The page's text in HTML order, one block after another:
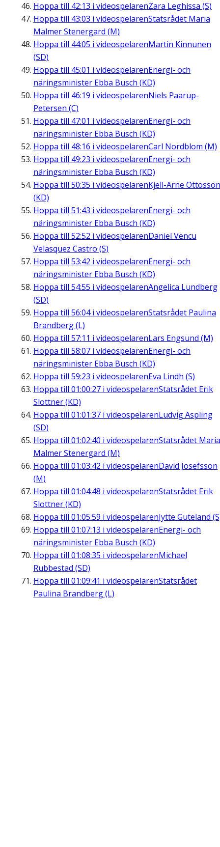
Hoppa till 42:13 i videospelarenZara Leghissa (S)
Hoppa till 43:03 i videospelarenStatsrådet Maria
Malmer Stenergard (M)
Hoppa till 44:05 i videospelarenMartin Kinnunen
(SD)
Hoppa till 45:01 i videospelarenEnergi- och
näringsminister Ebba Busch (KD)
Hoppa till 46:19 i videospelarenNiels Paarup-
Petersen (C)
Hoppa till 47:01 i videospelarenEnergi- och
näringsminister Ebba Busch (KD)
Hoppa till 48:16 i videospelarenCarl Nordblom (M)
Hoppa till 49:23 i videospelarenEnergi- och
näringsminister Ebba Busch (KD)
Hoppa till 50:35 i videospelarenKjell-Arne Ottosson
(KD)
Hoppa till 51:43 i videospelarenEnergi- och
näringsminister Ebba Busch (KD)
Hoppa till 52:52 i videospelarenDaniel Vencu
Velasquez Castro (S)
Hoppa till 53:42 i videospelarenEnergi- och
näringsminister Ebba Busch (KD)
Hoppa till 54:55 i videospelarenAngelica Lundberg
(SD)
Hoppa till 56:04i videospelarenStatsrådet Paulina
Brandberg (L)
Hoppa till 57:11 i videospelarenLars Engsund (M)
Hoppa till 58:07 i videospelarenEnergi- och
näringsminister Ebba Busch (KD)
Hoppa till 59:23 i videospelarenEva Lindh (S)
Hoppa till 01:00:27 i videospelarenStatsrådet Erik
Slottner (KD)
Hoppa till 01:01:37 i videospelarenLudvig Aspling
(SD)
Hoppa till 01:02:40 i videospelarenStatsrådet Maria
Malmer Stenergard (M)
Hoppa till 01:03:42 i videospelarenDavid Josefsson
(M)
Hoppa till 01:04:48 i videospelarenStatsrådet Erik
Slottner (KD)
Hoppa till 01:05:59 i videospelarenJytte Guteland
Hoppa till 01:07:13 i videospelarenEnergi- och
näringsminister Ebba Busch (KD)
Hoppa till 01:08:35 i videospelarenMichael
Rubbestad (SD)
Hoppa till 01:09:41 i videospelarenStatsrådet
Paulina Brandberg (L)